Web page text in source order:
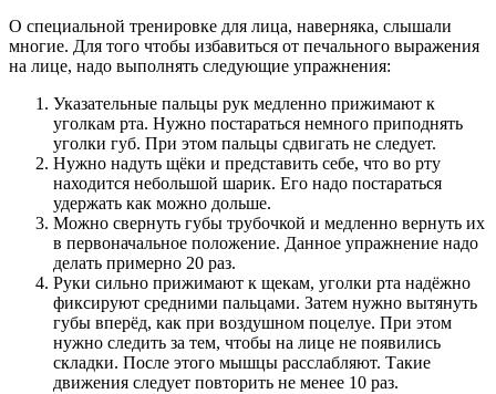
О специальной тренировке для лица, наверняка, слышали
многие. Для того чтобы избавиться от печального выражения
на лице, надо выполнять следующие упражнения:
Указательные пальцы рук медленно прижимают к
уголкам рта. Нужно постараться немного приподнять
уголки губ. При этом пальцы сдвигать не следует.
Нужно надуть щёки и представить себе, что во рту
находится небольшой шарик. Его надо постараться
удержать как можно дольше.
Можно свернуть губы трубочкой и медленно вернуть их
в первоначальное положение. Данное упражнение надо
делать примерно 20 раз.
Руки сильно прижимают к щекам, уголки рта надёжно
фиксируют средними пальцами. Затем нужно вытянуть
губы вперёд, как при воздушном поцелуе. При этом
нужно следить за тем, чтобы на лице не появились
складки. После этого мышцы расслабляют. Такие
движения следует повторить не менее 10 раз.